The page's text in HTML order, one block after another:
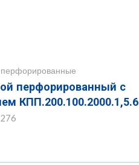
перфорированный с
КПП.200.100.2000.1,5.6